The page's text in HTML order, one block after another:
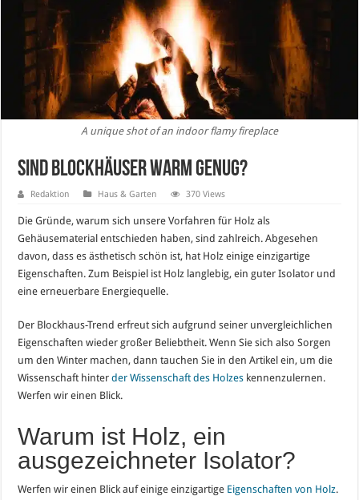
A unique shot of an indoor flamy fireplace
Sind Blockhäuser warm genug?
Redaktion Haus & Garten 370 Views
Die Gründe, warum sich unsere Vorfahren für Holz als
Gehäusematerial entschieden haben, sind zahlreich. Abgesehen
davon, dass es ästhetisch schön ist, hat Holz einige einzigartige
Eigenschaften. Zum Beispiel ist Holz langlebig, ein guter Isolator und
eine erneuerbare Energiequelle.
Der Blockhaus-Trend erfreut sich aufgrund seiner unvergleichlichen
Eigenschaften wieder großer Beliebtheit. Wenn Sie sich also Sorgen
um den Winter machen, dann tauchen Sie in den Artikel ein, um die
Wissenschaft hinterder Wissenschaft des Holzes kennenzulernen.
Werfen wir einen Blick.
Warum ist Holz, ein
ausgezeichneter Isolator?
Werfen wir einen Blick auf einige einzigartige Eigenschaften von Holz.